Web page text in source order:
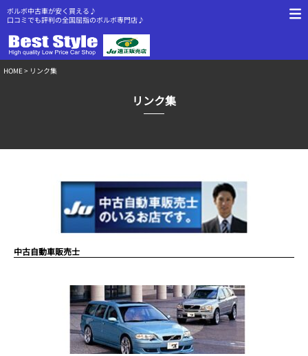
ボルボ中古車が安く買える♪
口コミでも評判の全国屈指のボルボ専門店♪
HOME > リンク集
リンク集
中古自動車販売士